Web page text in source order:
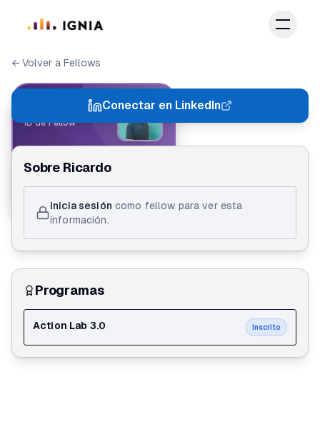
← Volver a Fellows
IGNIA FELLOW
ID de Fellow
Ricardo Calderón
Conectar en LinkedIn
Sobre Ricardo
Inicia sesión como fellow para ver esta
información.
Programas
Action Lab 3.0 Inscrito